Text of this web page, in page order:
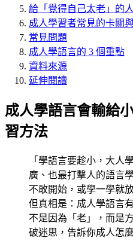
給「覺得自己太老」的人
成人學習者常見的卡關
常見問題
成人學語言的 3 個重點
資料來源
延伸閱讀
成人學語言會輸給
習方法
「學語言要趁小，大
廣、也最打擊人的語言
不敢開始，或學一學就
但真相是：成人學語言
不是因為「老」，而是
破迷思，告訴你成人怎